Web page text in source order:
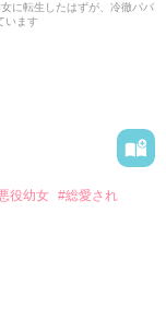
ため
る。
いて
に転生したはずが、冷徹パパ
います
役幼女 #総愛され
ドまっしぐらの